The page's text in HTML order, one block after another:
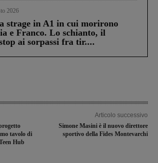
2026
strage in A1 in cui morirono
e Franco. Lo schianto, il
ai sorpassi fra tir....
tavolo di
Hub
Articolo successivo
Simone Masini è il nuovo direttore
sportivo della Fides Montevarchi